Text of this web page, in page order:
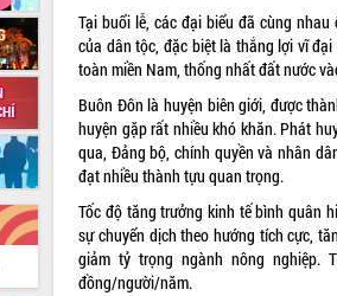
Tại buổi lễ, các đại biểu đã cùng
của dân tộc, đặc biệt là thắng lợi vĩ
toàn miền Nam, thống nhất đất nước
Buôn Đôn là huyện biên giới, được
huyện gặp rất nhiều khó khăn. Phát
qua, Đảng bộ, chính quyền và nhân
đạt nhiều thành tựu quan trọng.
Tốc độ tăng trưởng kinh tế bình quân
sự chuyển dịch theo hướng tích cực,
giảm tỷ trọng ngành nông nghiệp.
đồng/người/năm.